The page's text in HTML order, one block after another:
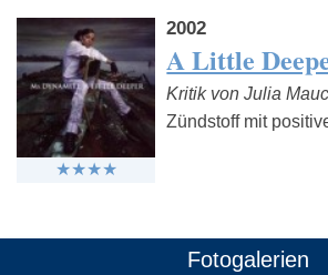
2002
A Little
Kritik von Julia
Zündstoff mit
Fotogalerien